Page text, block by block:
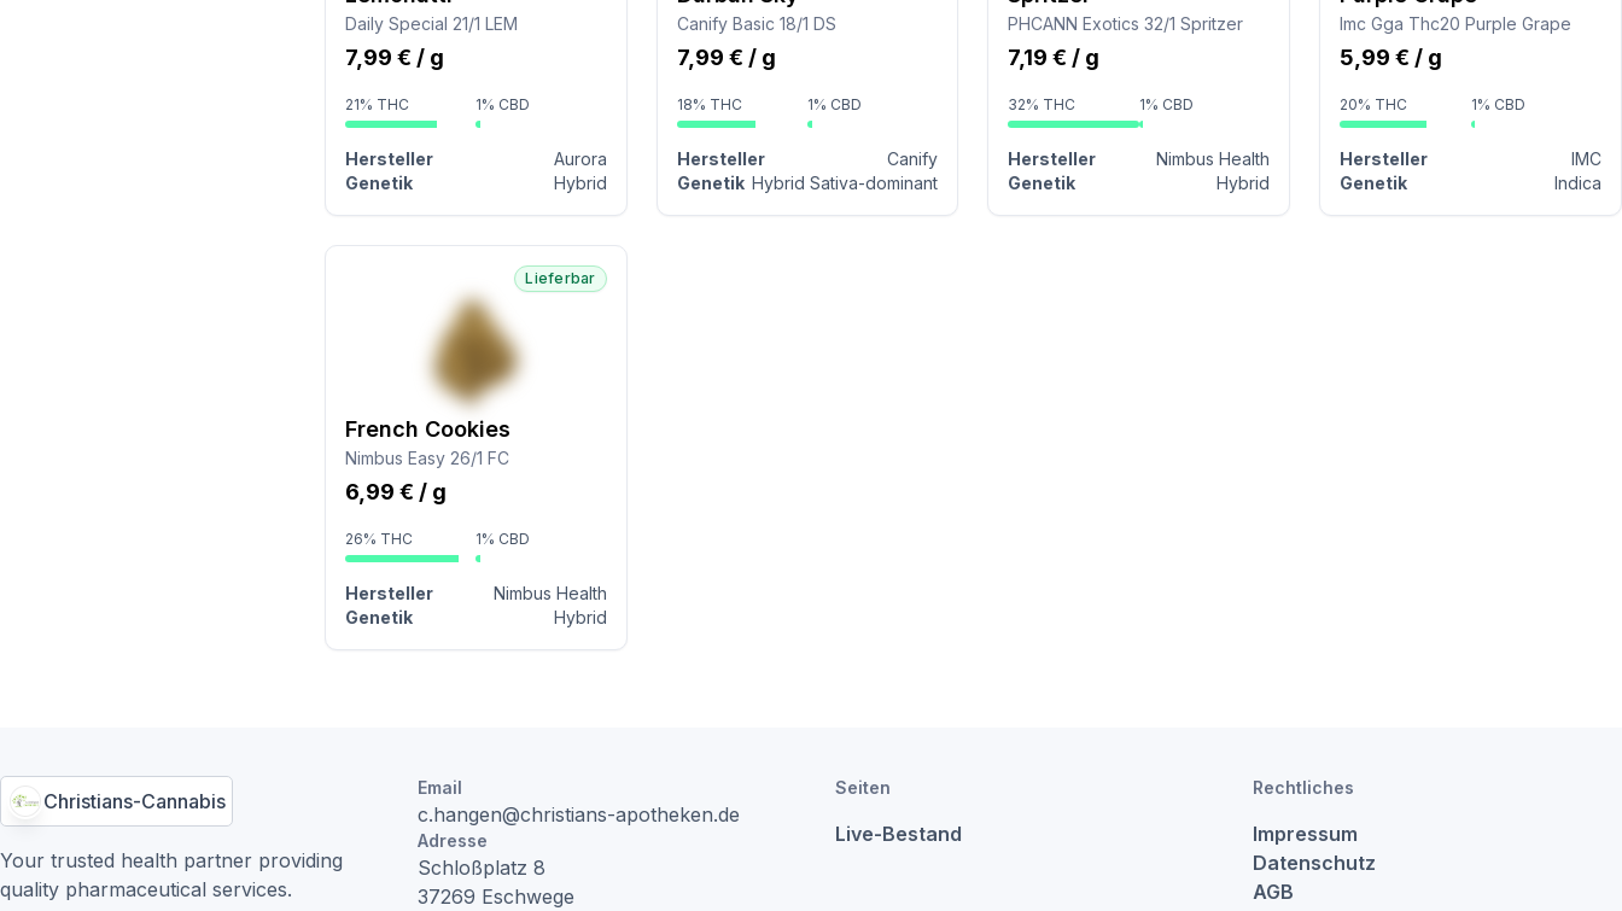
Daily Special 21/1 LEM
7,99 € / g
21% THC 1% CBD
Hersteller
Aurora
Genetik
Hybrid
Canify Basic 18/1 DS
7,99 € / g
18% THC 1% CBD
Hersteller
Canify
Genetik Hybrid Sativa-dominant
PHCANN Exotics 32/1 Spritzer
7,19 € / g
32% THC 1% CBD
Hersteller
Nimbus Health
Genetik
Hybrid
Imc Gga Thc20 Purple Grape
5,99 € / g
20% THC 1% CBD
Hersteller
IMC
Genetik
Indica
Lieferbar
French Cookies
Nimbus Easy 26/1 FC
6,99 € / g
26% THC 1% CBD
Hersteller
Nimbus Health
Genetik
Hybrid
Christians-Cannabis
Your trusted health partner providing
quality pharmaceutical services.
Email
c.hangen@christians-apotheken.de
Adresse
Schloßplatz 8
37269 Eschwege
Seiten
Live-Bestand
Rechtliches
Impressum
Datenschutz
AGB